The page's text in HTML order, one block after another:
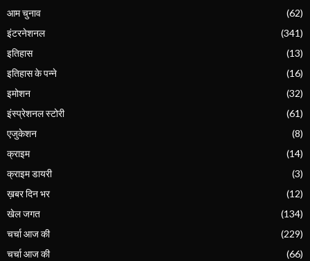
आम चुनाव
(62)
इंटरनेशनल
(341)
इतिहास
(13)
इतिहास के पन्ने
(16)
इमोशन
(32)
इंस्प्रेशनल स्टोरी
(61)
एजुकेशन
(8)
क्राइम
(14)
क्राइम डायरी
(3)
ख़बर दिन भर
(12)
खेल जगत
(134)
चर्चा आज की
(229)
चर्चा आज की
(66)